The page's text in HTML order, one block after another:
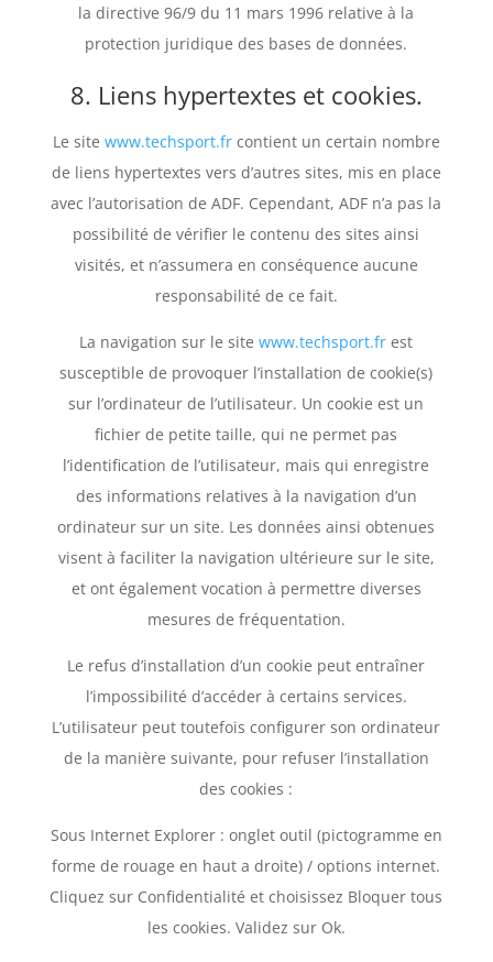
la directive 96/9 du 11 mars 1996 relative à la
protection juridique des bases de données.
8. Liens hypertextes et cookies.
Le site www.techsport.fr contient un certain nombre
de liens hypertextes vers d’autres sites, mis en place
avec l’autorisation de ADF. Cependant, ADF n’a pas la
possibilité de vérifier le contenu des sites ainsi
visités, et n’assumera en conséquence aucune
responsabilité de ce fait.
La navigation sur le site www.techsport.fr est
susceptible de provoquer l’installation de cookie(s)
sur l’ordinateur de l’utilisateur. Un cookie est un
fichier de petite taille, qui ne permet pas
l’identification de l’utilisateur, mais qui enregistre
des informations relatives à la navigation d’un
ordinateur sur un site. Les données ainsi obtenues
visent à faciliter la navigation ultérieure sur le site,
et ont également vocation à permettre diverses
mesures de fréquentation.
Le refus d’installation d’un cookie peut entraîner
l’impossibilité d’accéder à certains services.
L’utilisateur peut toutefois configurer son ordinateur
de la manière suivante, pour refuser l’installation
des cookies :
Sous Internet Explorer : onglet outil (pictogramme en
forme de rouage en haut a droite) / options internet.
Cliquez sur Confidentialité et choisissez Bloquer tous
les cookies. Validez sur Ok.